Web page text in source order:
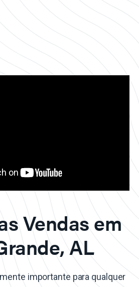
Vendas em
AL
importante para qualquer